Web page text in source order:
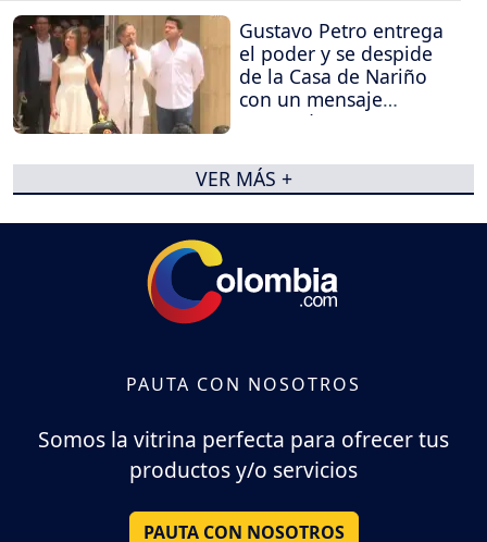
Gustavo Petro entrega
el poder y se despide
de la Casa de Nariño
con un mensaje
contundente
VER MÁS +
PAUTA CON NOSOTROS
Somos la vitrina perfecta para ofrecer tus
productos y/o servicios
PAUTA CON NOSOTROS